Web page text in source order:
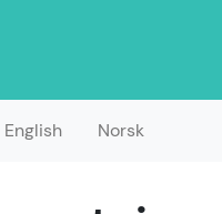
English Norsk